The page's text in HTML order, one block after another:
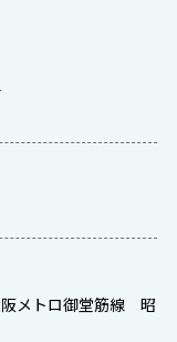
メトロ御堂筋線 昭